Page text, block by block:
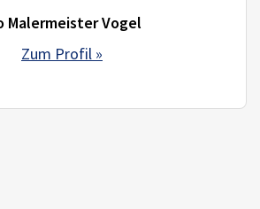
Malermeister Vogel
Zum Profil »